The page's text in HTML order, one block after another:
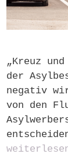
„Kreuz und
der
negativ
von den